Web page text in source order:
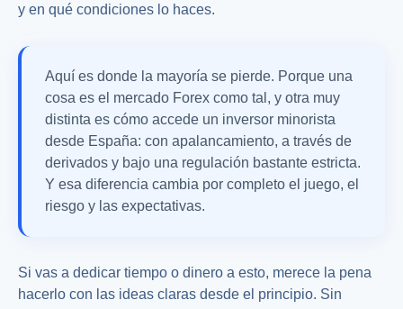
y en qué condiciones lo haces.
Aquí es donde la mayoría se pierde. Porque una
cosa es el mercado Forex como tal, y otra muy
distinta es cómo accede un inversor minorista
desde España: con apalancamiento, a través de
derivados y bajo una regulación bastante estricta.
Y esa diferencia cambia por completo el juego, el
riesgo y las expectativas.
Si vas a dedicar tiempo o dinero a esto, merece la pena
hacerlo con las ideas claras desde el principio. Sin